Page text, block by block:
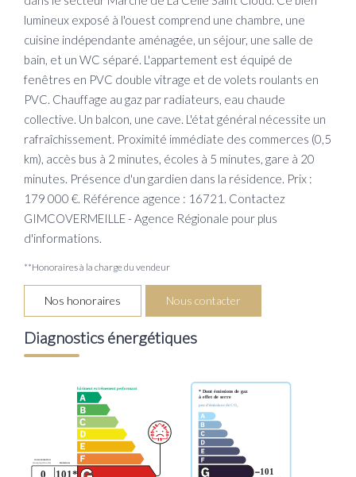
PARRAINAGE
lumineux exposé à l'ouest comprend une chambre, une
cuisine indépendante aménagée, un séjour, une salle de
bain, et un WC séparé. L'appartement est équipé de
fenêtres en PVC double vitrage et de volets roulants en
PVC. Chauffage au gaz par radiateurs, eau chaude
collective. Un balcon, une cave. L'état général nécessite un
rafraîchissement. Proximité immédiate des commerces (0,5
km), accès bus à 2 minutes, écoles à 5 minutes, gare à 20
minutes. Présence d'un gardien dans la résidence. Prix :
179 000 €. Référence agence : 16721. Contactez
GIMCOVERMEILLE - Agence Régionale pour plus
d'informations.
**Honoraires à la charge du vendeur
Nos honoraires Nous contacter
Diagnostics énergétiques